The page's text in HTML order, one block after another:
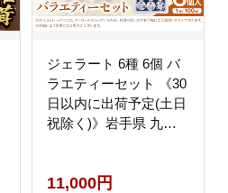
ジェラート 6種 6個 バ
ラエティーセット 《30
日以内に出荷予定(土日
祝除く)》岩手県 九戸
アチーズ ラムレーズン
11,000円